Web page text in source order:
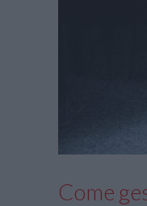
Come